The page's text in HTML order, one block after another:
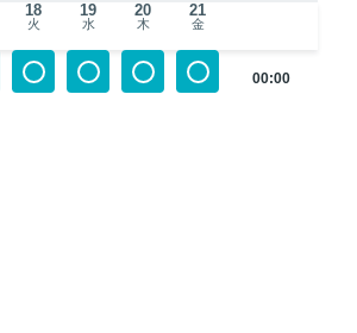
18
火
19
水
20
木
21
金
00:00